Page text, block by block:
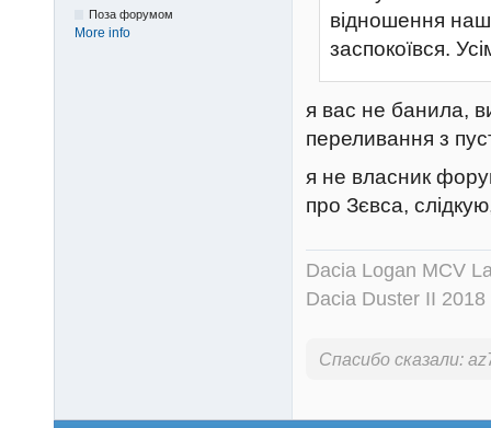
Поза форумом
More info
відношення
заспокоївся.
я вас не банила,
переливання з
я не власник
про Зєвса,
Dacia Logan MCV
Dacia Duster II 2018
Спасибо сказали: